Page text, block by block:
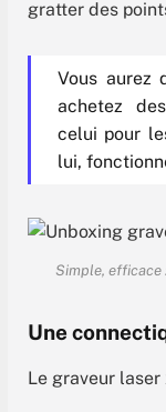
gratter des
Vous aurez
achetez
celui pour
lui,
Simple, efficace
Une
Le graveur laser